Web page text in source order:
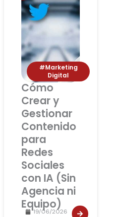
#Marketing
Digital
Cómo
Crear y
Gestionar
Contenido
para
Redes
Sociales
con IA (Sin
Agencia ni
Equipo)
19/06/2026